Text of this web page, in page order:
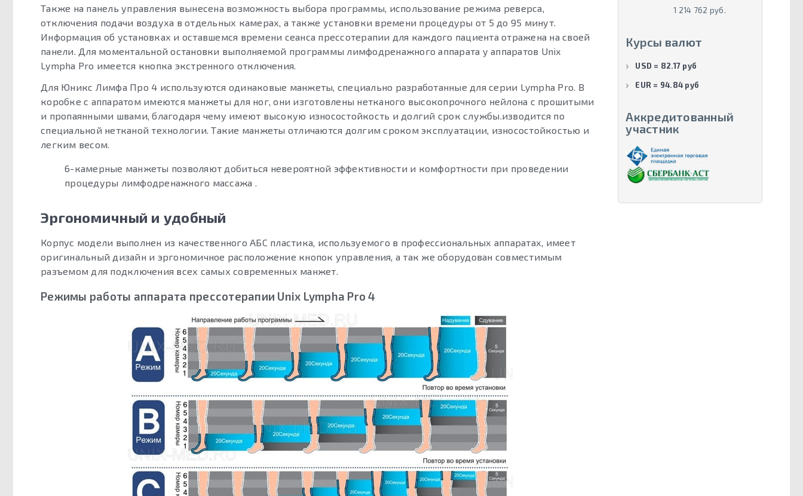
Также на панель управления вынесена возможность выбора программы, использование режима реверса,
отключения подачи воздуха в отдельных камерах, а также установки времени процедуры от 5 до 95 минут.
Информация об установках и оставшемся времени сеанса прессотерапии для каждого пациента отражена на своей
панели. Для моментальной остановки выполняемой программы лимфодренажного аппарата у аппаратов Unix
Lympha Pro имеется кнопка экстренного отключения.
Для Юникс Лимфа Про 4 используются одинаковые манжеты, специально разработанные для серии Lympha Pro. В
коробке с аппаратом имеются манжеты для ног, они изготовлены нетканого высокопрочного нейлона с прошитыми
и пропаянными швами, благодаря чему имеют высокую износостойкость и долгий срок службы.изводится по
специальной нетканой технологии. Такие манжеты отличаются долгим сроком эксплуатации, износостойкостью и
легким весом.
6-камерные манжеты позволяют добиться невероятной эффективности и комфортности при проведении
процедуры лимфодренажного массажа .
Эргономичный и удобный
Корпус модели выполнен из качественного АБС пластика, используемого в профессиональных аппаратах, имеет
оригинальный дизайн и эргономичное расположение кнопок управления, а так же оборудован совместимым
разъемом для подключения всех самых современных манжет.
Режимы работы аппарата прессотерапии Unix Lympha Pro 4
1 214 762 руб.
Курсы валют
USD = 82.17 руб
EUR = 94.84 руб
Аккредитованный
участник